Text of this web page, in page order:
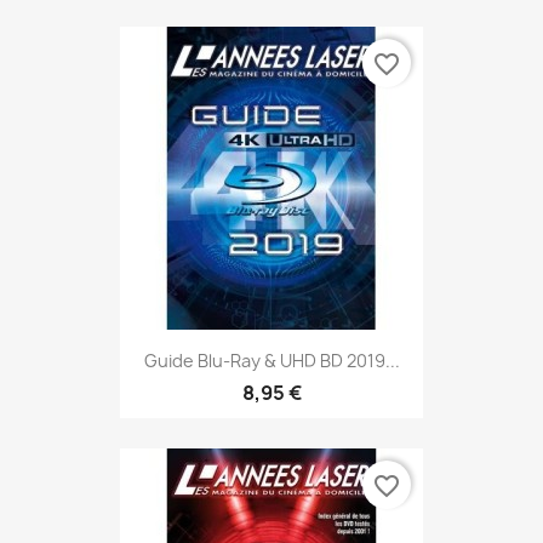
Guide Blu-Ray & UHD BD 2019...
8,95 €
favorite_border
favorite_border